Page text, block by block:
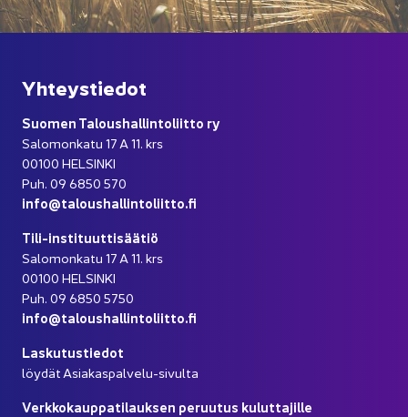
Yh­teys­tie­dot
Suo­men Ta­lous­hal­lin­to­liit­to ry
Sa­lo­mon­ka­tu 17 A 11. krs
00100 HEL­SIN­KI
Puh. 09 6850 570
info@ta­lous­hal­lin­to­liit­to.fi
Tili-​instituuttisäätiö
Sa­lo­mon­ka­tu 17 A 11. krs
00100 HEL­SIN­KI
Puh. 09 6850 5750
info@ta­lous­hal­lin­to­liit­to.fi
Las­ku­tus­tie­dot
löy­dät Asiakaspalvelu-​sivulta
Verk­ko­kaup­pa­ti­lauk­sen pe­ruu­tus ku­lut­ta­jil­le